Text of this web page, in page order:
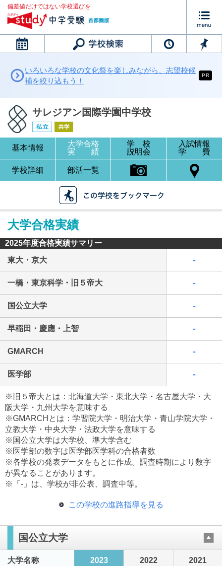
偏差値だけではない学校選びを
カレンダー
最近見た学校
サレジアン国際学園中学校
ブックマークした学校
いろいろな学校の文化祭を楽しみながら、志望校候
補を絞り込もう！
PR
サレジアン国際学園中学校
基本情報
大学合格
実 績
学 校
説明会
入試情報
学 費
学校詳細 部活一覧
大学合格実績
2025年度合格実績サマリー
東大・京大
-
一橋・東京科学・旧５帝大 -
国公立大学 -
早稲田・慶應・上智 -
GMARCH -
医学部 -
※旧５帝大とは：北海道大学・東北大学・名古屋大学・大
阪大学・九州大学を意味する
※GMARCHとは：学習院大学・明治大学・青山学院大学・
立教大学・中央大学・法政大学を意味する
※国公立大学は大学校、準大学含む
※医学部の数字は医学部医学科の合格者数
※各学校の発表データをもとに作成。調査時期により数字
が異なることがあります。
※「-」は、学校が非公表、調査中等。
この学校の進路指導を見る
国公立大学
大学名称 2023 2022 2021